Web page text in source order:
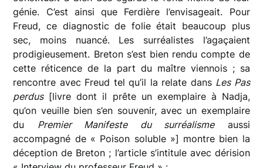
génie. C’est ainsi que Ferdière l’envisageait. Pour
Freud, ce diagnostic de folie était beaucoup plus
sec, moins nuancé. Les surréalistes l’agaçaient
prodigieusement. Breton s’est bien rendu compte de
cette réticence de la part du maître viennois ; sa
rencontre avec Freud tel qu’il la relate dans Les Pas
perdus[livre dont il prête un exemplaire à Nadja,
qu’on veuille bien s’en souvenir, avec un exemplaire
du Premier Manifeste du surréalismeaussi
accompagné de « Poison soluble »] montre bien la
déception de Breton ; l’article s’intitule avec dérision